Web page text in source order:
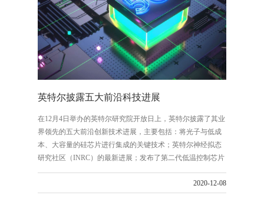
英特尔披露五大前沿科技进展
在12月4日举办的英特尔研究院开放日上，英特尔披露了其业
界领先的五大前沿创新技术进展，主要包括：将光子与低成
本、大容量的硅芯片进行集成的关键技术；英特尔神经拟态
研究社区（INRC）的最新进展；发布了第二代低温控制芯片
Horse Ridge II；推出了机器编程研究系统ControlFlag；英特尔
2020-12-08